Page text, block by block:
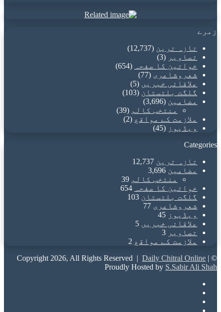
زمرے
تازہ ترین (12,737)
تصاویر (3)
خواتین کا صفحہ
(654)
شعروشاعری (77)
علاقائی خبریں (5)
گلگت بلتستان (103)
مضامین (3,696)
منتخب کالم (39)
ملازمت کے مواقع (2)
ویڈیوز (45)
Categories
تازہ ترین 12,737
مضامین 3,696
منتخب کالم 39
خواتین کا صفحہ
654
گلگت بلتستان 103
شعروشاعری 77
ویڈیوز 45
علاقائی خبریں 5
تصاویر 3
ملازمت کے مواقع 2
© Copyright 2026, All Rights Reserved |
Daily Chitral Online |
Proudly Hosted by S.Sabir Ali Shah